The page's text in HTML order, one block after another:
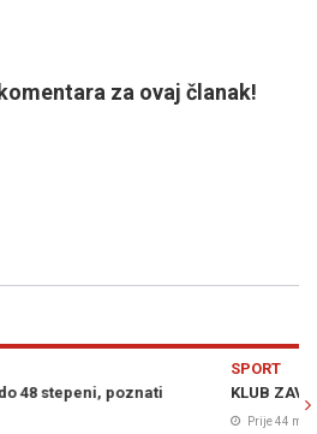
za ovaj članak!
Poznati sportista umro od toplotnog